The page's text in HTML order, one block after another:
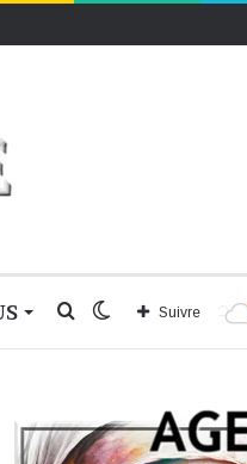
Suivre
Switch
Rechercher